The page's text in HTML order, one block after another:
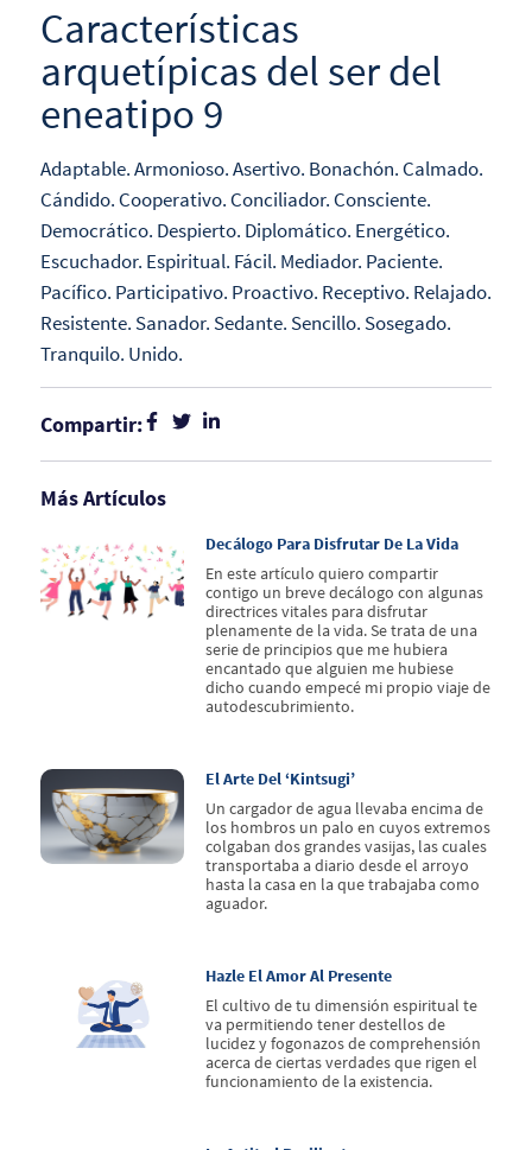
Características
arquetípicas del ser del
eneatipo 9
Adaptable. Armonioso. Asertivo. Bonachón. Calmado.
Cándido. Cooperativo. Conciliador. Consciente.
Democrático. Despierto. Diplomático. Energético.
Escuchador. Espiritual. Fácil. Mediador. Paciente.
Pacífico. Participativo. Proactivo. Receptivo. Relajado.
Resistente. Sanador. Sedante. Sencillo. Sosegado.
Tranquilo. Unido.
Compartir:
Más Artículos
Decálogo Para Disfrutar De La Vida
En este artículo quiero compartir
contigo un breve decálogo con algunas
directrices vitales para disfrutar
plenamente de la vida. Se trata de una
serie de principios que me hubiera
encantado que alguien me hubiese
dicho cuando empecé mi propio viaje de
autodescubrimiento.
El Arte Del ‘kintsugi’
Un cargador de agua llevaba encima de
los hombros un palo en cuyos extremos
colgaban dos grandes vasijas, las cuales
transportaba a diario desde el arroyo
hasta la casa en la que trabajaba como
aguador.
Hazle El Amor Al Presente
El cultivo de tu dimensión espiritual te
va permitiendo tener destellos de
lucidez y fogonazos de comprehensión
acerca de ciertas verdades que rigen el
funcionamiento de la existencia.